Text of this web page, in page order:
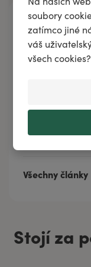
soubory
zatímco jiné
váš
všech cookies?
Napsali
Koření, pro
První
Komáří larvy
Jak působí
Zobrazit další
Všechny články
Stojí za